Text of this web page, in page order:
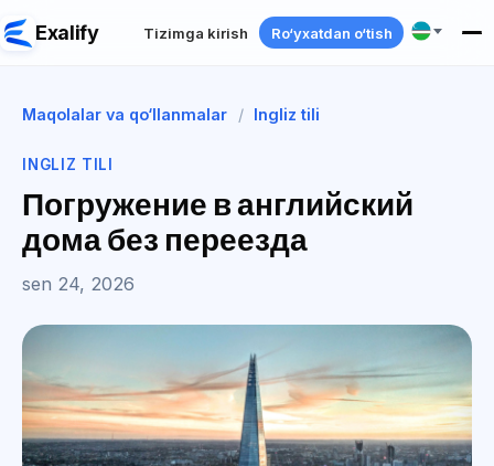
Exalify Tizimga kirish Ro‘yxatdan o‘tish
Maqolalar va qo‘llanmalar / Ingliz tili
INGLIZ TILI
Погружение в английский
дома без переезда
sen 24, 2026